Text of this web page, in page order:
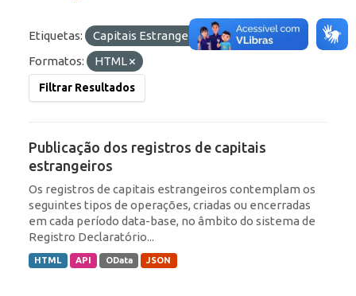
Etiquetas: Capitais Estrangeiros
ROF
Formatos:
HTML
Filtrar Resultados
Publicação dos registros de capitais
estrangeiros
Os registros de capitais estrangeiros contemplam os
seguintes tipos de operações, criadas ou encerradas
em cada período data-base, no âmbito do sistema de
Registro Declaratório...
HTML API OData JSON